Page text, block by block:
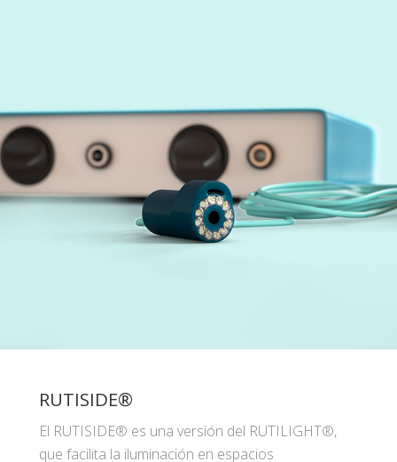
RUTISIDE®
El RUTISIDE® es una versión del RUTILIGHT®,
que facilita la iluminación en espacios